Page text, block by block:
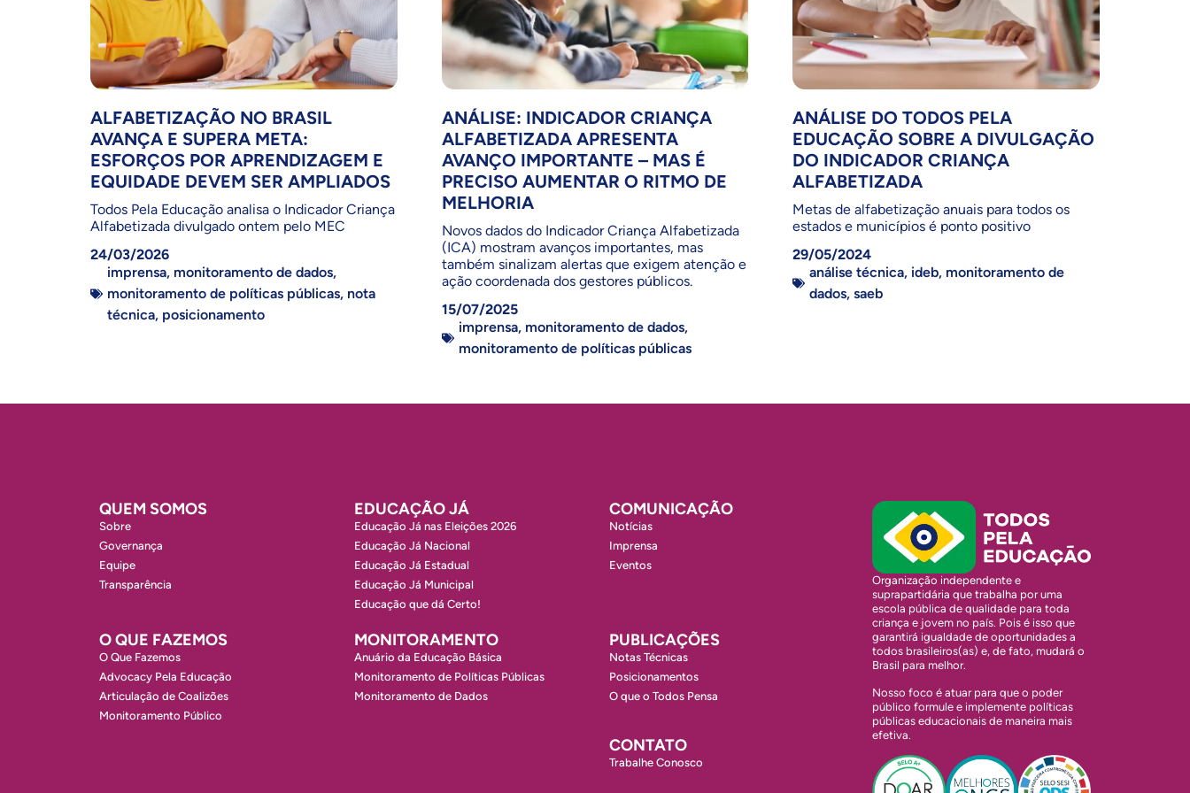
ALFABETIZAÇÃO NO BRASIL
AVANÇA E SUPERA META:
ESFORÇOS POR APRENDIZAGEM E
EQUIDADE DEVEM SER AMPLIADOS
Todos Pela Educação analisa o Indicador Criança
Alfabetizada divulgado ontem pelo MEC
24/03/2026
imprensa, monitoramento de dados,
monitoramento de políticas públicas, nota
técnica, posicionamento
ANÁLISE: INDICADOR CRIANÇA
ALFABETIZADA APRESENTA
AVANÇO IMPORTANTE – MAS É
PRECISO AUMENTAR O RITMO DE
MELHORIA
Novos dados do Indicador Criança Alfabetizada
(ICA) mostram avanços importantes, mas
também sinalizam alertas que exigem atenção e
ação coordenada dos gestores públicos.
15/07/2025
imprensa, monitoramento de dados,
monitoramento de políticas públicas
ANÁLISE DO TODOS PELA
EDUCAÇÃO SOBRE A DIVULGAÇÃO
DO INDICADOR CRIANÇA
ALFABETIZADA
Metas de alfabetização anuais para todos os
estados e municípios é ponto positivo
29/05/2024
análise técnica, ideb, monitoramento de
dados,saeb
QUEM SOMOS
Sobre
Governança
Equipe
Transparência
EDUCAÇÃO JÁ
Educação Já nas Eleições 2026
Educação Já Nacional
Educação Já Estadual
Educação Já Municipal
Educação que dá Certo!
COMUNICAÇÃO
Notícias
Imprensa
Eventos
O QUE FAZEMOS
O Que Fazemos
Advocacy Pela Educação
Articulação de Coalizões
Monitoramento Público
MONITORAMENTO
Anuário da Educação Básica
Monitoramento de Políticas Públicas
Monitoramento de Dados
PUBLICAÇÕES
Notas Técnicas
Posicionamentos
O que o Todos Pensa
CONTATO
Trabalhe Conosco
Organização independente e
suprapartidária que trabalha por uma
escola pública de qualidade para toda
criança e jovem no país. Pois é isso que
garantirá igualdade de oportunidades a
todos brasileiros(as) e, de fato, mudará o
Brasil para melhor.
Nosso foco é atuar para que o poder
público formule e implemente políticas
públicas educacionais de maneira mais
efetiva.